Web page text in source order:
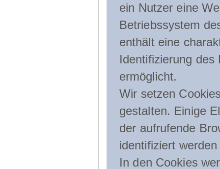
ein Nutzer eine
Betriebssystem
enthält eine
Identifizierung
ermöglicht.
Wir setzen
gestalten. Einige
der aufrufende
identifiziert
In den Cookies